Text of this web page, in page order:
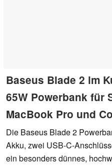
Baseus Blade 2 im
65W Powerbank für
MacBook Pro und
Die Baseus Blade 2
Akku, zwei USB-C-
ein besonders dünnes,